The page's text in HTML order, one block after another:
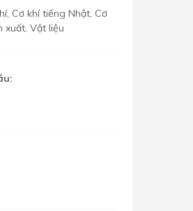
Cơ khí tiếng Nhật, Cơ
xuất, Vật liệu